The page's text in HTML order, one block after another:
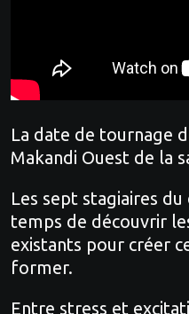
La date de tournage
Makandi Ouest de la
Les sept stagiaires
temps de découvrir
existants pour créer
former.
Entre stress et